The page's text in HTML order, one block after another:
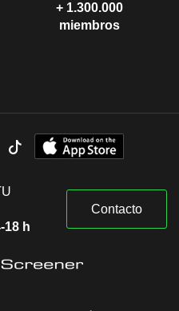
+ 1.300.000
miembros
18 h
Contacto